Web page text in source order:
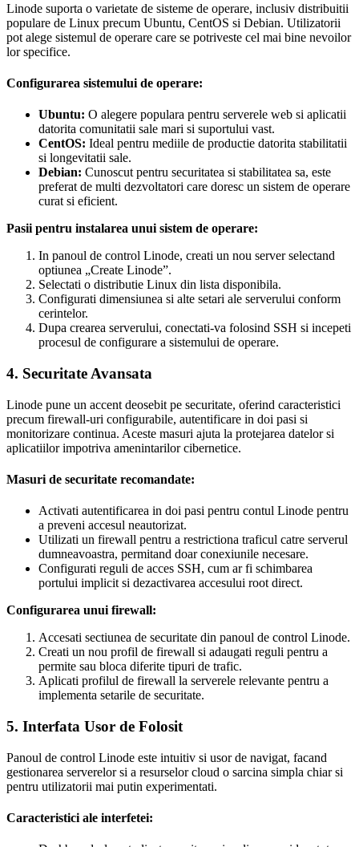
Linode suporta o varietate de sisteme de operare, inclusiv distribuitii
populare de Linux precum Ubuntu, CentOS si Debian. Utilizatorii
pot alege sistemul de operare care se potriveste cel mai bine nevoilor
lor specifice.
Configurarea sistemului de operare:
Ubuntu: O alegere populara pentru serverele web si aplicatii
datorita comunitatii sale mari si suportului vast.
CentOS: Ideal pentru mediile de productie datorita stabilitatii
si longevitatii sale.
Debian: Cunoscut pentru securitatea si stabilitatea sa, este
preferat de multi dezvoltatori care doresc un sistem de operare
curat si eficient.
Pasii pentru instalarea unui sistem de operare:
In panoul de control Linode, creati un nou server selectand
optiunea „Create Linode”.
Selectati o distributie Linux din lista disponibila.
Configurati dimensiunea si alte setari ale serverului conform
cerintelor.
Dupa crearea serverului, conectati-va folosind SSH si incepeti
procesul de configurare a sistemului de operare.
4. Securitate Avansata
Linode pune un accent deosebit pe securitate, oferind caracteristici
precum firewall-uri configurabile, autentificare in doi pasi si
monitorizare continua. Aceste masuri ajuta la protejarea datelor si
aplicatiilor impotriva amenintarilor cibernetice.
Masuri de securitate recomandate:
Activati autentificarea in doi pasi pentru contul Linode pentru
a preveni accesul neautorizat.
Utilizati un firewall pentru a restrictiona traficul catre serverul
dumneavoastra, permitand doar conexiunile necesare.
Configurati reguli de acces SSH, cum ar fi schimbarea
portului implicit si dezactivarea accesului root direct.
Configurarea unui firewall:
Accesati sectiunea de securitate din panoul de control Linode.
Creati un nou profil de firewall si adaugati reguli pentru a
permite sau bloca diferite tipuri de trafic.
Aplicati profilul de firewall la serverele relevante pentru a
implementa setarile de securitate.
5. Interfata Usor de Folosit
Panoul de control Linode este intuitiv si usor de navigat, facand
gestionarea serverelor si a resurselor cloud o sarcina simpla chiar si
pentru utilizatorii mai putin experimentati.
Caracteristici ale interfetei: